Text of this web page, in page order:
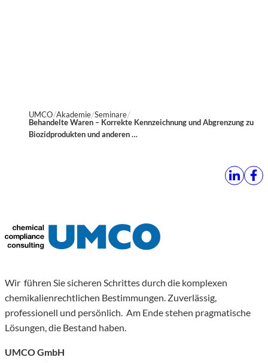
UMCO Akademie Seminare
Behandelte Waren – Korrekte Kennzeichnung und Abgrenzung zu
Biozidprodukten und anderen …
Wir führen Sie sicheren Schrittes durch die komplexen
chemikalienrechtlichen Bestimmungen. Zuverlässig,
professionell und persönlich. Am Ende stehen pragmatische
Lösungen, die Bestand haben.
UMCO GmbH